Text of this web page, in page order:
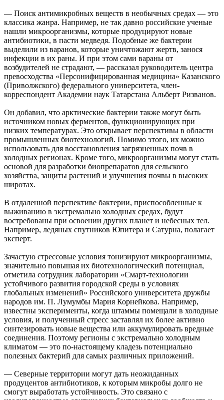
— Поиск антимикробных веществ в необычных средах — это
классика жанра. Например, не так давно российские ученые
нашли микроорганизмы, которые продуцируют новые
антибиотики, в пасти медведя. Подобные же бактерии
выделили из варанов, которые уничтожают жертв, занося
инфекции в их раны. И при этом сами вараны от
возбудителей не страдают, — рассказал руководитель центра
превосходства «Персонифицированная медицина» Казанского
(Приволжского) федерального университета, член-
корреспондент Академии наук Татарстана Альберт Ризванов.
Он добавил, что арктические бактерии также могут быть
источником новых ферментов, функционирующих при
низких температурах. Это открывает перспективы в области
промышленных биотехнологий. Помимо этого, их можно
использовать для восстановления загрязненных почв в
холодных регионах. Кроме того, микроорганизмы могут стать
основой для разработки биопрепаратов для сельского
хозяйства, защиты растений и улучшения почвы в высоких
широтах.
В отдаленной перспективе бактерии, приспособленные к
выживанию в экстремально холодных средах, будут
востребованы при освоении других планет и небесных тел.
Например, ледяных спутников Юпитера и Сатурна, полагает
эксперт.
Зачастую стрессовые условия тонизируют микроорганизмы,
значительно повышая их биотехнологический потенциал,
отметила сотрудник лаборатории «Смарт-технологии
устойчивого развития городской среды в условиях
глобальных изменений» Российского университета дружбы
народов им. П. Лумумбы Мария Корнейкова. Например,
известны эксперименты, когда штаммы помещали в холодные
условия, и полученный стресс заставлял их более активно
синтезировать новые вещества или аккумулировать вредные
соединения. Поэтому регионы с экстремально холодным
климатом — это по-настоящему кладезь потенциально
полезных бактерий для самых различных приложений.
— Северные территории могут дать неожиданных
продуцентов антибиотиков, к которым микробы долго не
смогут выработать устойчивость. Это связано с